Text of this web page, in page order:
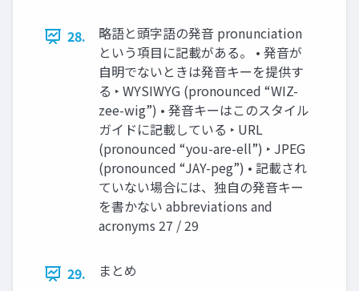
28.
略語と頭字語の発音 pronunciation
という項目に記載がある。 • 発音が
自明でないときは発音キーを提供す
る ‣ WYSIWYG (pronounced “WIZ-
zee-wig”) • 発音キーはこのスタイル
ガイドに記載している ‣ URL
(pronounced “you-are-ell”) ‣ JPEG
(pronounced “JAY-peg”) • 記載され
ていない場合には、独自の発音キー
を書かない abbreviations and
acronyms 27 / 29
29. まとめ